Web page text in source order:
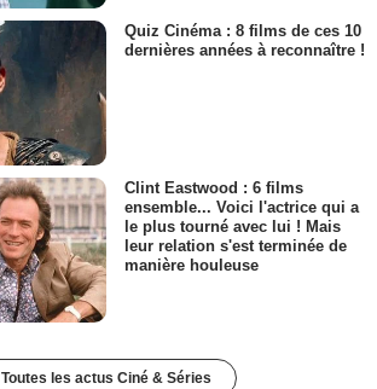
Quiz Cinéma : 8 films de ces 10
dernières années à reconnaître !
Clint Eastwood : 6 films
ensemble... Voici l'actrice qui a
le plus tourné avec lui ! Mais
leur relation s'est terminée de
manière houleuse
Toutes les actus Ciné & Séries